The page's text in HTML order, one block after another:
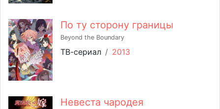
По ту сторону границы
Beyond the Boundary
ТВ-сериал / 2013
Невеста чародея